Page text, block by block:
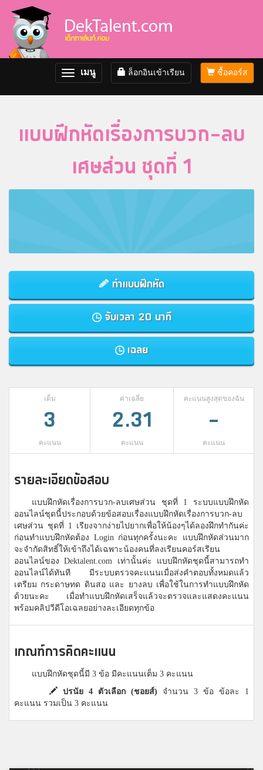
ซื้อคอร์ส
ล็อกอินเข้าเรียน
Toggle
navigation
เมนู
แบบฝึกหัดเรื่องการบวก-ลบ
เศษส่วน ชุดที่ 1
ทำแบบฝึกหัด
จับเวลา 20 นาที
เฉลย
เต็ม
3
คะแนน
ค่าเฉลี่ย
2.31
คะแนน
คะแนนสูงสุดของฉัน
-
คะแนน
รายละเอียดข้อสอบ
แบบฝึกหัดเรื่องการบวก-ลบเศษส่วน ชุดที่ 1 ระบบแบบฝึกหัด
ออนไลน์ชุดนี้ประกอบด้วยข้อสอบเรื่องแบบฝึกหัดเรื่องการบวก-ลบ
เศษส่วน ชุดที่ 1 เรียงจากง่ายไปยากเพื่อให้น้องๆได้ลองฝึกทำกันค่ะ
ก่อนทำแบบฝึกหัดต้อง Login ก่อนทุกครั้งนะคะ แบบฝึกหัดส่วนมาก
จะจำกัดสิทธิ์ให้เข้าถึงได้เฉพาะน้องคนที่ลงเรียนคอร์สเรียน
ออนไลน์ของ Dektalent.com เท่านั้นค่ะ แบบฝึกหัดชุดนี้สามารถทำ
ออนไลน์ได้ทันที มีระบบตรวจคะแนนเมื่อส่งคำตอบทั้งหมดแล้ว
เตรียม กระดาษทด ดินสอ และ ยางลบ เพื่อใช้ในการทำแบบฝึกหัด
ด้วยนะคะ เมื่อทำแบบฝึกหัดเสร็จแล้วจะตรวจและแสดงคะแนน
พร้อมคลิปวีดีโอเฉลยอย่างละเอียดทุกข้อ
เกณฑ์การคิดคะแนน
แบบฝึกหัดชุดนี้มี 3 ข้อ มีคะแนนเต็ม 3 คะแนน
ปรนัย 4 ตัวเลือก (ชอยส์) จำนวน 3 ข้อ ข้อละ 1
คะแนน รวมเป็น 3 คะแนน